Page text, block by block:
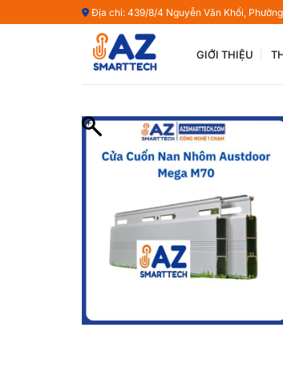
qua
Địa chỉ: 439/8/4 Nguyễn Văn Khối,
GIỚI THIỆU